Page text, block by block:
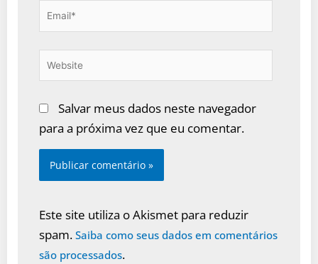
Email*
Website
Salvar meus dados neste navegador
para a próxima vez que eu comentar.
Este site utiliza o Akismet para reduzir
spam. Saiba como seus dados em comentários
são processados.